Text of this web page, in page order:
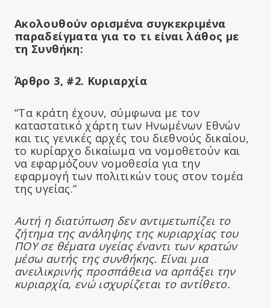
Ακολουθούν ορισμένα συγκεκριμένα
παραδείγματα για το τι είναι λάθος με
τη Συνθήκη:
Άρθρο 3, #2. Κυριαρχία
“Τα κράτη έχουν, σύμφωνα με τον
καταστατικό χάρτη των Ηνωμένων Εθνών
και τις γενικές αρχές του διεθνούς δικαίου,
το κυρίαρχο δικαίωμα να νομοθετούν και
να εφαρμόζουν νομοθεσία για την
εφαρμογή των πολιτικών τους στον τομέα
της υγείας.”
Αυτή η διατύπωση δεν αντιμετωπίζει το
ζήτημα της ανάληψης της κυριαρχίας του
ΠΟΥ σε θέματα υγείας έναντι των κρατών
μέσω αυτής της συνθήκης. Είναι μια
ανειλικρινής προσπάθεια να αρπάξει την
κυριαρχία, ενώ ισχυρίζεται το αντίθετο.